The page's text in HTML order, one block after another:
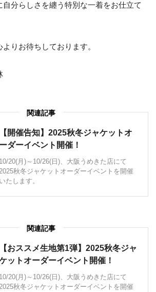
自分らしさを纏う特別な一着をお仕立て
りお待ちしております。
関連記事
【開催告知】2025秋冬ジャケットオ
ーダーイベント開催！
10/20(月)～10/26(日)、大阪うめきた店にて
秋冬ジャケットオーダーイベントを開催
いたします。
関連記事
【おススメ生地第1弾】2025秋冬ジャ
ットオーダーイベント開催！
10/20(月)～10/26(日)、大阪うめきた店にて
秋冬ジャケットオーダーイベントを開催